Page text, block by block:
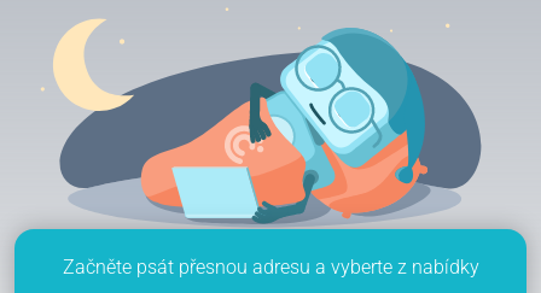
Začněte psát přesnou adresu a vyberte z nabídky